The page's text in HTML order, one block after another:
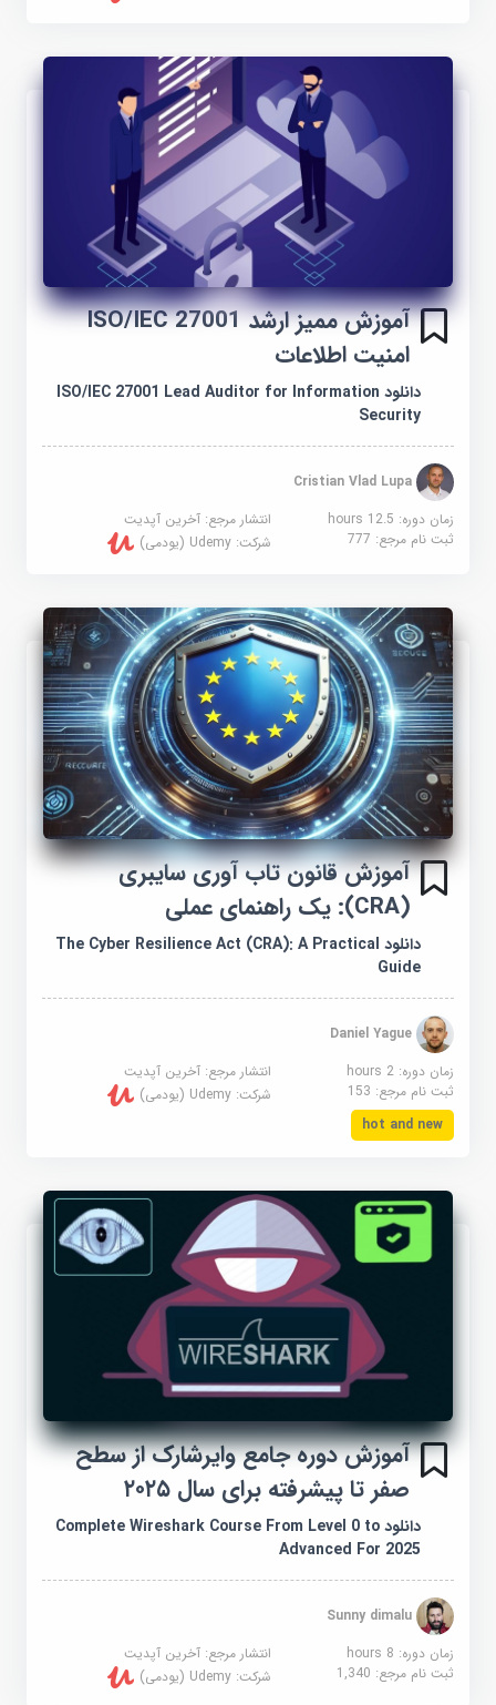
آموزش ممیز ارشد ISO/IEC 27001
امنیت اطلاعات
دانلود ISO/IEC 27001 Lead Auditor for Information
Security
Cristian Vlad Lupa
زمان دوره: 12.5 hours
انتشار مرجع:آخرین آپدیت
ثبت نام مرجع:777 شرکت:Udemy (یودمی)
آموزش قانون تاب آوری سایبری
(CRA): یک راهنمای عملی
دانلود The Cyber Resilience Act (CRA): A Practical
Guide
Daniel Yague
زمان دوره: 2 hours
انتشار مرجع:آخرین آپدیت
ثبت نام مرجع:153 شرکت:Udemy (یودمی)
hot and new
آموزش دوره جامع وایرشارک از سطح
صفر تا پیشرفته برای سال ۲۰۲۵
دانلود Complete Wireshark Course From Level 0 to
Advanced For 2025
Sunny dimalu
زمان دوره: 8 hours
انتشار مرجع:آخرین آپدیت
ثبت نام مرجع:1,340 شرکت:Udemy (یودمی)